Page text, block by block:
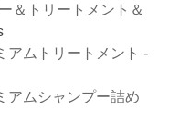
＆トリートメント＆
アムトリートメント -
アムシャンプー詰め